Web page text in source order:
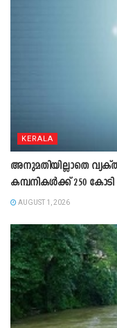
KERALA
അനുമതിയില്ലാതെ
കമ്പനികൾക്ക് 250
AUGUST 1, 2026